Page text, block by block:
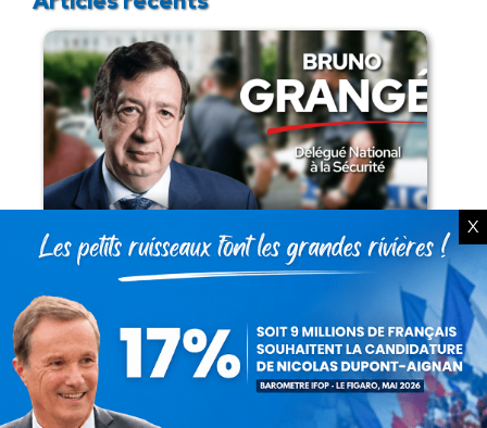
armes par les forces de l’ordre
X